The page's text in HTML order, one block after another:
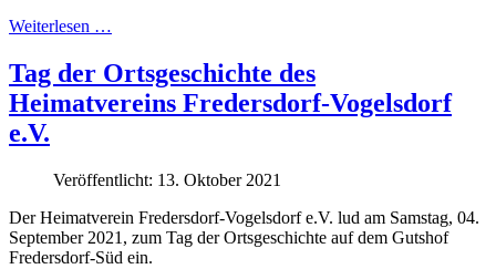
Weiterlesen …
Tag der Ortsgeschichte des
Heimatvereins Fredersdorf-Vogelsdorf
e.V.
Veröffentlicht: 13. Oktober 2021
Der Heimatverein Fredersdorf-Vogelsdorf e.V. lud am Samstag, 04.
September 2021, zum Tag der Ortsgeschichte auf dem Gutshof
Fredersdorf-Süd ein.